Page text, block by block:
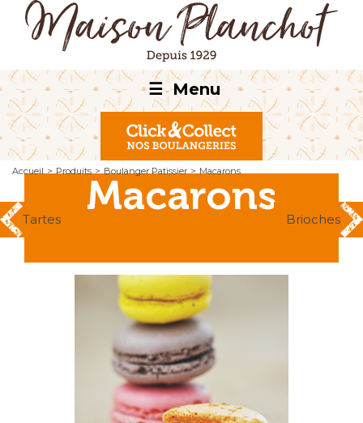
☰ Menu
Accueil > Produits > Boulanger Patissier > Macarons
Tartes Brioches
Macarons